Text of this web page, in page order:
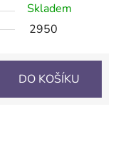
Skladem
2950
DO KOŠÍKU